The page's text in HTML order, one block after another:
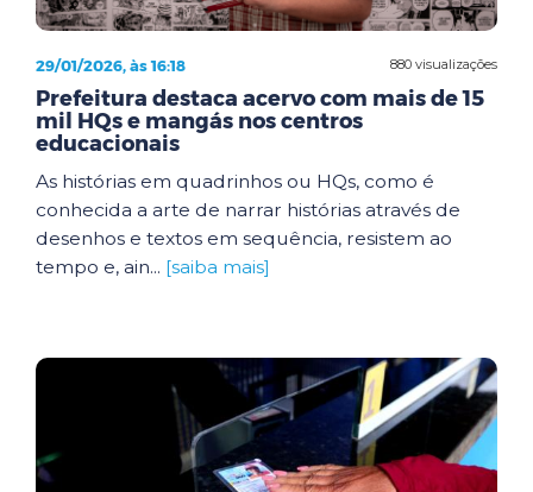
880 visualizações
29/01/2026, às 16:18
Prefeitura destaca acervo com mais de 15
mil HQs e mangás nos centros
educacionais
As histórias em quadrinhos ou HQs, como é
conhecida a arte de narrar histórias através de
desenhos e textos em sequência, resistem ao
tempo e, ain... [saiba mais]